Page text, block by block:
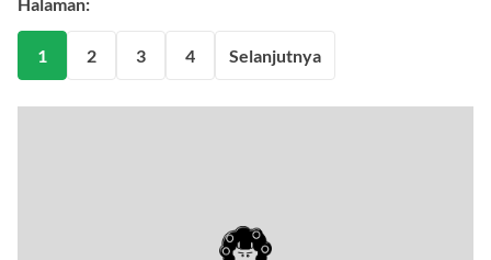
Halaman:
1 2 3 4 Selanjutnya